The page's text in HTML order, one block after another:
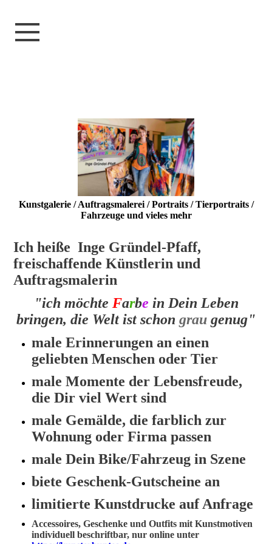
Kunstgalerie / Auftragsmalerei / Portraits / Tierportraits /
Fahrzeuge und vieles mehr
Ich heiße Inge Gründel-Pfaff,
freischaffende Künstlerin und
Auftragsmalerin
"ich möchte Farbe in Dein Leben
bringen, die Welt ist schon grau genug"
male Erinnerungen an einen
geliebten Menschen oder Tier
male Momente der Lebensfreude,
die Dir viel Wert sind
male Gemälde, die farblich zur
Wohnung oder Firma passen
male Dein Bike/Fahrzeug in Szene
biete Geschenk-Gutscheine an
limitierte Kunstdrucke auf Anfrage
Accessoires, Geschenke und Outfits mit Kunstmotiven
individuell beschriftbar, nur online unter